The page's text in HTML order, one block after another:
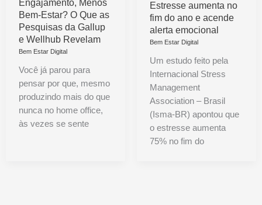
Engajamento, Menos
Bem-Estar? O Que as
Pesquisas da Gallup
e Wellhub Revelam
Bem Estar Digital
Você já parou para
pensar por que, mesmo
produzindo mais do que
nunca no home office,
às vezes se sente
Estresse aumenta no
fim do ano e acende
alerta emocional
Bem Estar Digital
Um estudo feito pela
Internacional Stress
Management
Association – Brasil
(Isma-BR) apontou que
o estresse aumenta
75% no fim do